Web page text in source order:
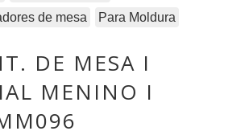
de mesa
Para Moldura
DE MESA I
MENINO I